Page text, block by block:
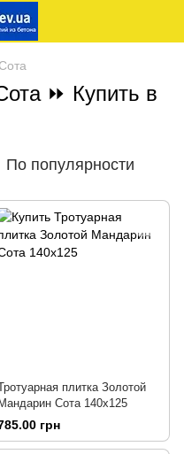
Сота
⏩ Купить в
По популярности
плитка Золотой
Мандарин Сота 140х125
грн